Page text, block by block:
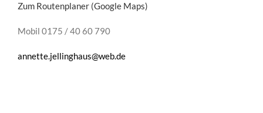
Zum Routenplaner (Google Maps)
Mobil 0175 / 40 60 790
annette.jellinghaus@web.de